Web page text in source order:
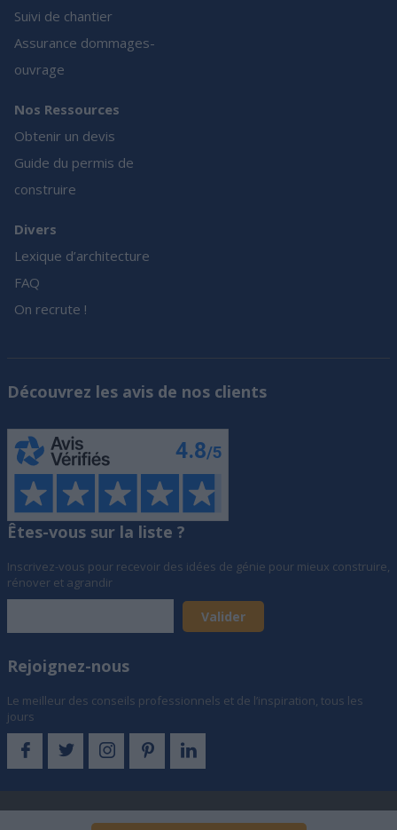
Suivi de chantier
Assurance dommages-
ouvrage
Nos Ressources
Obtenir un devis
Guide du permis de
construire
Divers
Lexique d’architecture
FAQ
On recrute !
Découvrez les avis de nos clients
Êtes-vous sur la liste ?
Inscrivez-vous pour recevoir des idées de génie pour mieux construire,
rénover et agrandir
Rejoignez-nous
Le meilleur des conseils professionnels et de l’inspiration, tous les
jours